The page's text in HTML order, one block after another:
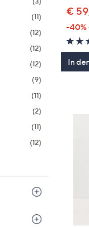
(11)
(12)
(12)
(12)
(9)
(11)
(2)
(11)
(12)
€
-40%
In